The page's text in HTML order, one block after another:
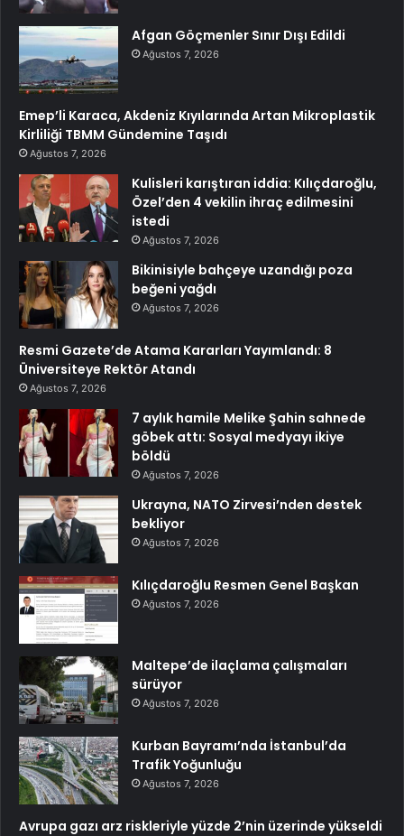
Afgan Göçmenler Sınır Dışı Edildi
Ağustos 7, 2026
Emep’li Karaca, Akdeniz Kıyılarında Artan Mikroplastik
Kirliliği TBMM Gündemine Taşıdı
Ağustos 7, 2026
Kulisleri karıştıran iddia: Kılıçdaroğlu,
Özel’den 4 vekilin ihraç edilmesini
istedi
Ağustos 7, 2026
Bikinisiyle bahçeye uzandığı poza
beğeni yağdı
Ağustos 7, 2026
Resmi Gazete’de Atama Kararları Yayımlandı: 8
Üniversiteye Rektör Atandı
Ağustos 7, 2026
7 aylık hamile Melike Şahin sahnede
göbek attı: Sosyal medyayı ikiye
böldü
Ağustos 7, 2026
Ukrayna, NATO Zirvesi’nden destek
bekliyor
Ağustos 7, 2026
Kılıçdaroğlu Resmen Genel Başkan
Ağustos 7, 2026
Maltepe’de ilaçlama çalışmaları
sürüyor
Ağustos 7, 2026
Kurban Bayramı’nda İstanbul’da
Trafik Yoğunluğu
Ağustos 7, 2026
Avrupa gazı arz riskleriyle yüzde 2’nin üzerinde yükseldi